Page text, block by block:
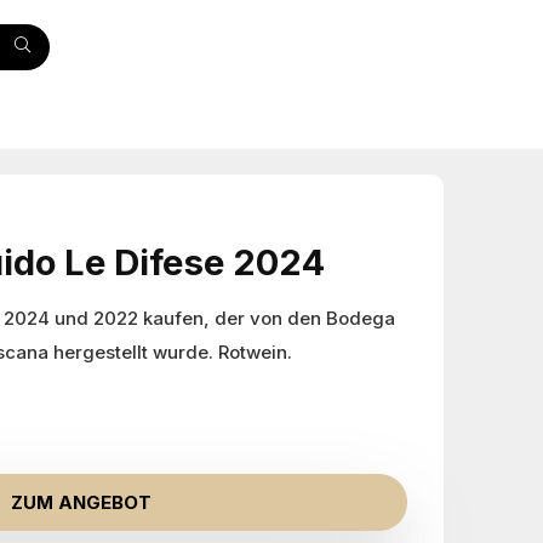
Le Difese 2024
und 2022 kaufen, der von den Bodega
hergestellt wurde. Rotwein.
ZUM ANGEBOT